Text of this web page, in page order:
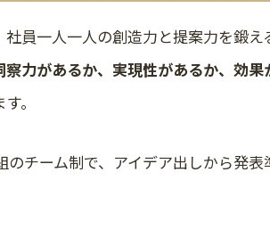
員一人一人の創造力と提案力を鍛え
力があるか、実現性があるか、効果
。
チーム制で、アイデア出しから発表